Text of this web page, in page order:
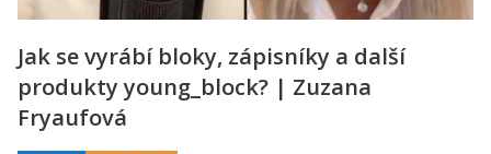
Jak se vyrábí bloky, zápisníky a další
produkty young_block? | Zuzana
Fryaufová